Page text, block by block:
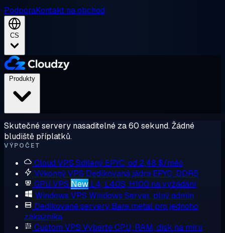
PodporaKontakt na obchod
CS
Skutečné servery nasaditelné za 60 sekund. Žádné
bludiště příplatků.
VÝPOČET
Cloud VPS Sdílený EPYC, od 2,48 $/měs
Výkonný VPS Dedikovaná jádra EPYC, DDR5
GPU VPS New L4, L40S, H100 na vyžádání
Windows VPS Windows Server, plný admin
Dedikované servery Bare metal pro jednoho
zákazníka
Custom VPS Vyberte CPU, RAM, disk na míru